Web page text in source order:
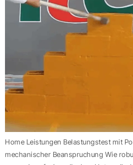
Home Leistungen Belastungstest mit
mechanischer Beanspruchung Wie